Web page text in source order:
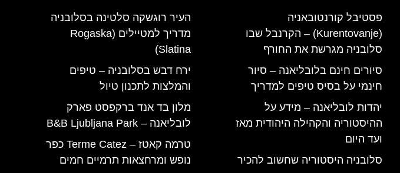
פסטיבל קורנטובאניה
(Kurentovanje) – הקרנבל שבו
סלובניה מגרשת את החורף
סיורים חינם בלובליאנה – סיור
חינמי על בסיס טיפים למדריך
יהדות לובליאנה – מידע על
ההיסטוריה והקהילה היהודית מאז
ועד היום
סלובניה היסטוריה שחשוב להכיר
העיר רוגשקה סלטינה בסלובניה
מדריך למטיילים (Rogaska
Slatina)
ירח דבש בסלובניה – טיפים
והמלצות לתכנון טיול
מלון בד אנד ברקפסט פארק
לובליאנה – B&B Ljubljana Park
טרמה קאטז – Terme Catez כפר
נופש ומרחצאות תרמיים חמים